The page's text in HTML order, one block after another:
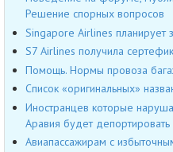
Решение спорных вопросов
Singapore Airlines планирует
S7 Airlines получила
Помощь. Нормы провоза
Список «оригинальных»
Иностранцев которые
Аравия будет депортировать
Авиапассажирам с